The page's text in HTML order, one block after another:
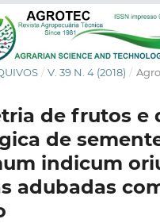
/ V. 39 N. 4 (2018) /
de frutos e
de
indicum
adubadas